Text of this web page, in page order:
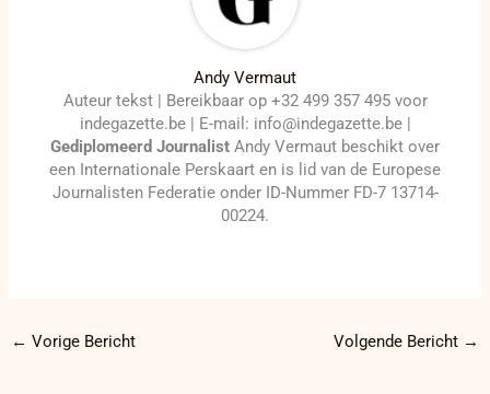
Andy Vermaut
Auteur tekst | Bereikbaar op +32 499 357 495 voor
indegazette.be | E-mail: info@indegazette.be |
Gediplomeerd Journalist Andy Vermaut beschikt over
een Internationale Perskaart en is lid van de Europese
Journalisten Federatie onder ID-Nummer FD-7 13714-
00224.
← Vorige Bericht Volgende Bericht →